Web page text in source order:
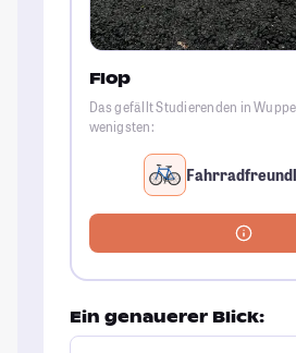
Flop
Das gefällt Studierenden in
wenigsten:
Ein genauerer Blick: